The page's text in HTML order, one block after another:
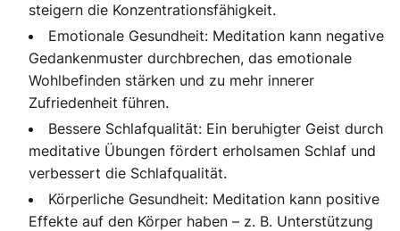
steigern die Konzentrationsfähigkeit.
Emotionale Gesundheit: Meditation kann negative
Gedankenmuster durchbrechen, das emotionale
Wohlbefinden stärken und zu mehr innerer
Zufriedenheit führen.
Bessere Schlafqualität: Ein beruhigter Geist durch
meditative Übungen fördert erholsamen Schlaf und
verbessert die Schlafqualität.
Körperliche Gesundheit: Meditation kann positive
Effekte auf den Körper haben – z. B. Unterstützung